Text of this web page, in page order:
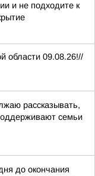
и не подходите к
области 09.08.26!//
рассказывать,
семьи
до окончания